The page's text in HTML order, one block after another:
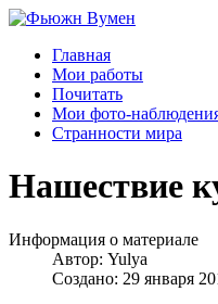
Главная
Мои работы
Почитать
Мои фото-
Странности мира
Нашествие
Информация о материале
Автор: Yulya
Создано: 29 января